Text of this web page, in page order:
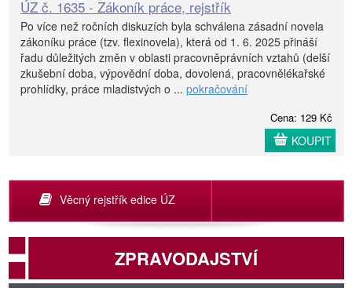
ÚZ č. 1635 - Zákoník práce, rejstřík
Po více než ročních diskuzích byla schválena zásadní novela
zákoníku práce (tzv. flexinovela), která od 1. 6. 2025 přináší
řadu důležitých změn v oblasti pracovněprávních vztahů (delší
zkušební doba, výpovědní doba, dovolená, pracovnělékařské
prohlídky, práce mladistvých o ... pokračování
Cena: 129 Kč
KOUPIT
Věcný rejstřík edice ÚZ
ZPRAVODAJSTVÍ